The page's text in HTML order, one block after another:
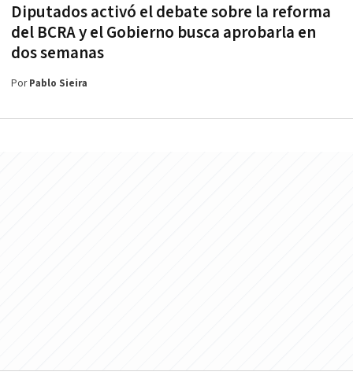
Diputados activó el debate sobre la reforma
del BCRA y el Gobierno busca aprobarla en
dos semanas
PorPablo Sieira